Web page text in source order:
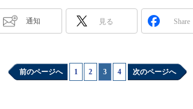
通知 見る Share
前のページへ 1 2 3 4 次のページへ